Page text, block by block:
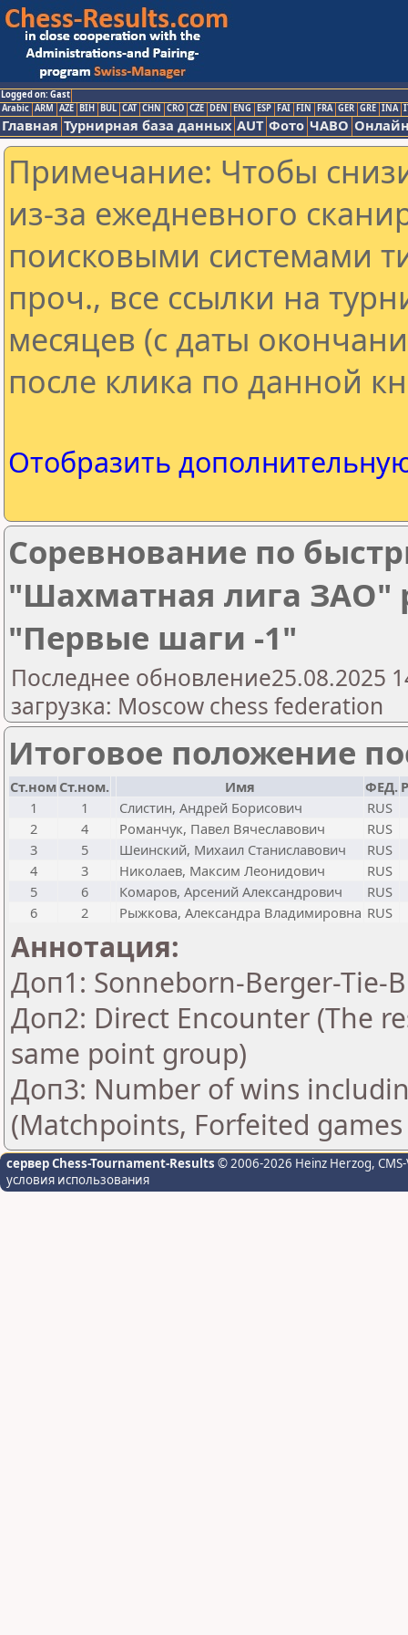
Logged on: Gast
Arabic ARM AZE BIH BUL CAT CHN CRO CZE DEN ENG ESP FAI FIN FRA GER GRE INA
Главная Турнирная база данных AUT Фото ЧАВО
Примечание: Чтобы
из-за ежедневного
поисковыми системами
проч., все ссылки на
месяцев (с даты
после клика по данной
Отобразить
Соревнование по
"Шахматная лига ЗАО"
"Первые шаги -1"
Последнее обновление25.08.2025
загрузка: Moscow chess federation
Итоговое положение
Ст.ном Ст.ном. Имя ФЕД.
1
1 Слистин, Андрей Борисович RUS
2
4 Романчук, Павел Вячеславович RUS
3
5 Шеинский, Михаил Станиславович RUS
4
3 Николаев, Максим Леонидович RUS
5
6 Комаров, Арсений Александрович RUS
6
2 Рыжкова, Александра Владимировна RUS
Аннотация:
Доп1: Sonneborn-Berger-Tie-
Доп2: Direct Encounter (The
same point group)
Доп3: Number of wins
(Matchpoints, Forfeited
сервер Chess-Tournament-Results © 2006-2026 Heinz Herzog,
условия использования